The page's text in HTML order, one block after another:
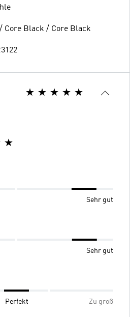
Core Black / Core Black
Sehr gut
Sehr gut
Perfekt Zu groß